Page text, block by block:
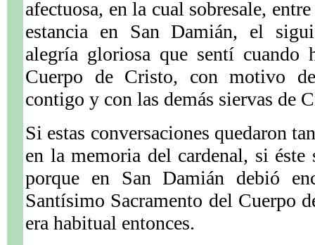
afectuosa, en la cual sobresale,
estancia en San Damián, el
alegría gloriosa que sentí cuando
Cuerpo de Cristo, con motivo
contigo y con las demás siervas de
Si estas conversaciones quedaron
en la memoria del cardenal, si éste
porque en San Damián debió
Santísimo Sacramento del Cuerpo
era habitual entonces.